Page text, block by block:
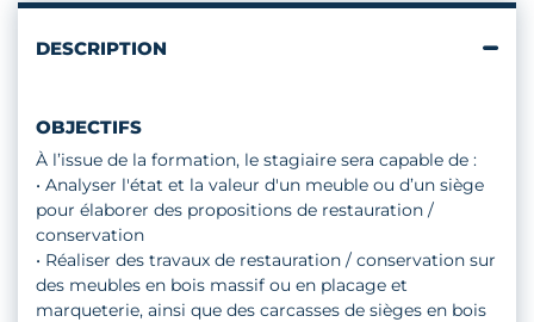
DESCRIPTION
OBJECTIFS
À l’issue de la formation, le stagiaire sera capable de :
• Analyser l'état et la valeur d'un meuble ou d’un siège
pour élaborer des propositions de restauration /
conservation
• Réaliser des travaux de restauration / conservation sur
des meubles en bois massif ou en placage et
marqueterie, ainsi que des carcasses de sièges en bois